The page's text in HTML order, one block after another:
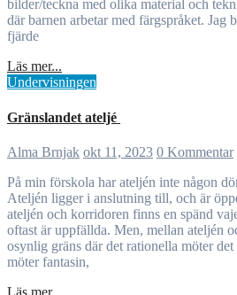
bilder/teckna med olika material och
där barnen arbetar med färgspråket. Jag
fjärde
Läs mer...
Undervisningen
Gränslandet ateljé
Alma Brnjak okt 11, 2023 0 Kommentar
På min förskola har ateljén inte någon dörr och inte fyra väggar.
Ateljén ligger i anslutning till, och är
ateljén och korridoren finns en spänd
oftast är uppfällda. Men, mellan ateljén
osynlig gräns där det rationella möter
möter fantasin,
Läs mer...